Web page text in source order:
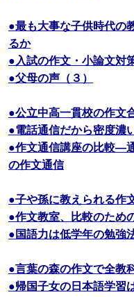
●最も大事な子供時代
るか
●入試の作文・小論文対
●父母の声（３）
●公立中高一貫校の作文
●電話通信だから密度濃
●作文通信講座の比較―
の作文通信
●子や孫に教えられる作
●作文教室、比較のため
●国語力は低学年の勉強
●言葉の森の作文で全教
●帰国子女の日本語学習